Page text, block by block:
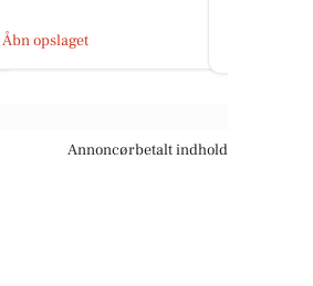
Åbn opslaget
Annoncørbetalt indhold